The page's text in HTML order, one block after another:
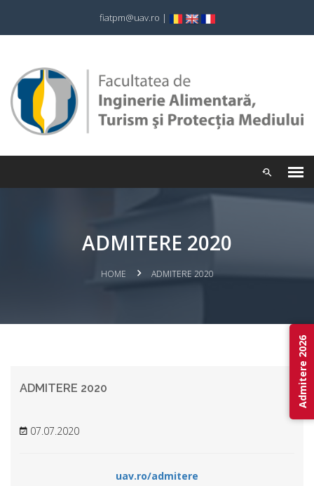
fiatpm@uav.ro |
ADMITERE 2020
HOME ADMITERE 2020
ADMITERE 2020
07.07.2020
uav.ro/admitere
Admitere 2026